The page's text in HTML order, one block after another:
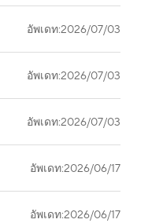
อัพเดท:2026/07/03
อัพเดท:2026/07/03
อัพเดท:2026/07/03
อัพเดท:2026/06/17
อัพเดท:2026/06/17